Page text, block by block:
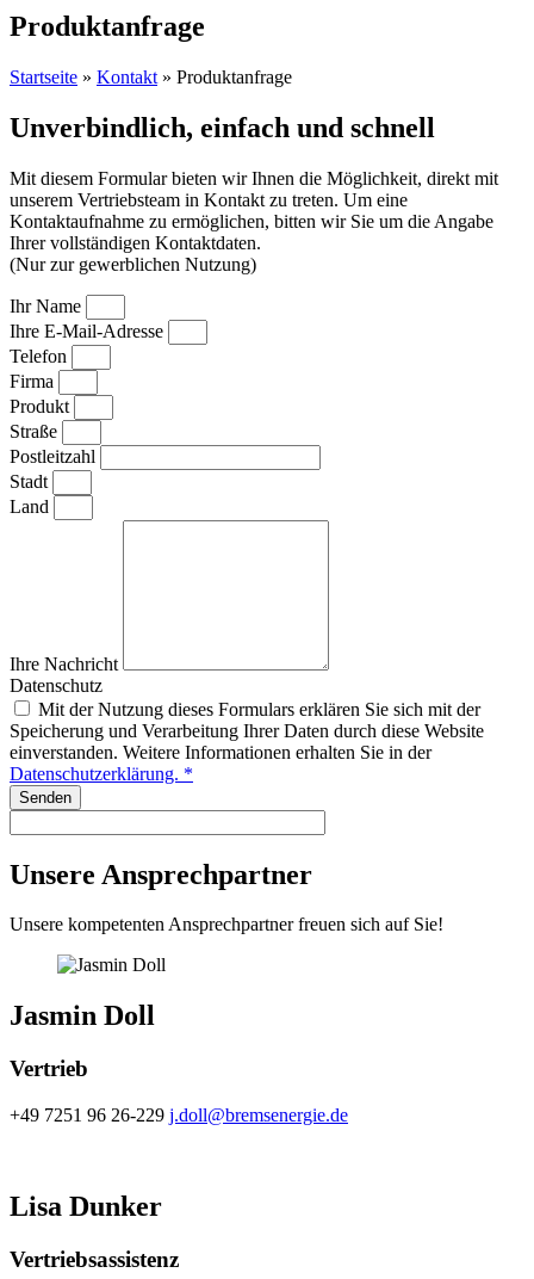
Produktanfrage
Startseite » Kontakt » Produktanfrage
Unverbindlich, einfach und schnell
Mit diesem Formular bieten wir Ihnen die Möglichkeit, direkt mit
unserem Vertriebsteam in Kontakt zu treten. Um eine
Kontaktaufnahme zu ermöglichen, bitten wir Sie um die Angabe
Ihrer vollständigen Kontaktdaten.
(Nur zur gewerblichen Nutzung)
Ihr Name
Ihre E-Mail-Adresse
Telefon
Firma
Produkt
Straße
Postleitzahl
Stadt
Land
Ihre Nachricht
Datenschutz
Mit der Nutzung dieses Formulars erklären Sie sich mit der
Speicherung und Verarbeitung Ihrer Daten durch diese Website
einverstanden. Weitere Informationen erhalten Sie in der
Datenschutzerklärung. *
Senden
Unsere Ansprechpartner
Unsere kompetenten Ansprechpartner freuen sich auf Sie!
Jasmin Doll
Vertrieb
+49 7251 96 26-229 j.doll@bremsenergie.de
Lisa Dunker
Vertriebsassistenz